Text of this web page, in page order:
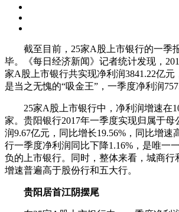
截至目前，25家A股上市银行的一季
毕。《每日经济新闻》记者统计发现，
家A股上市银行共实现净利润3841.22亿元
是当之无愧的“吸金王”，一季度净利润
25家A股上市银行中，净利润增速在
家。贵阳银行2017年一季度实现归属于母
润9.67亿元，同比增长19.56%，同比增速
行一季度净利润同比下降1.16%，是唯一
负的上市银行。同时，整体来看，城商行
增速普遍高于股份行和五大行。
贵阳居首江阴摆尾